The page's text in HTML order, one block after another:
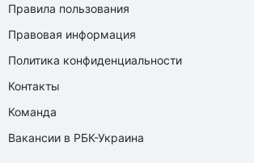
Правила пользования
Правовая информация
Политика конфиденциальности
Контакты
Команда
Вакансии в РБК-Украина